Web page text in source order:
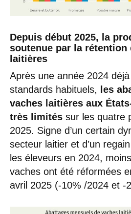
Depuis début 2025, la
soutenue par la rétention
laitières
Après une année 2024
standards habituels, les
vaches laitières aux
très limités sur les quatre
2025. Signe d’un certain
secteur laitier et d’un
les éleveurs en 2024,
vaches ont été réformées
avril 2025 (-10% /2024 et -